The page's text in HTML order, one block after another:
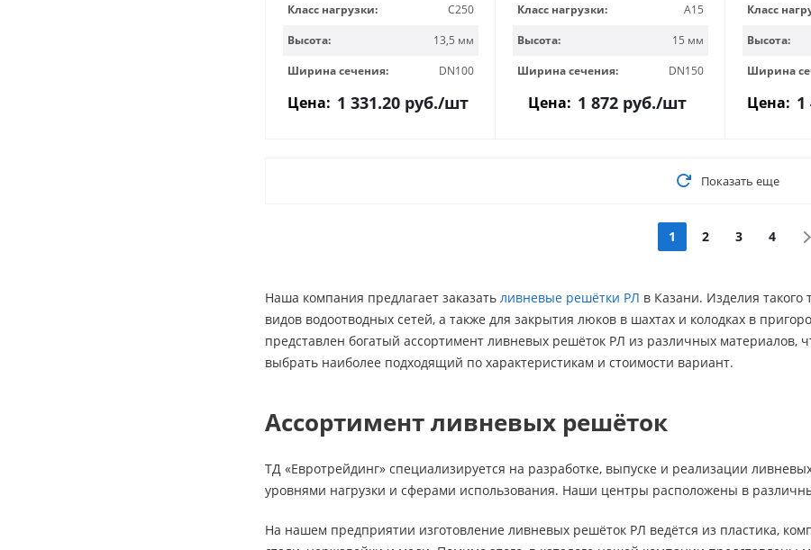
Класс нагрузки:
C250
Высота:
13,5 мм
Ширина сечения:
DN100
Цена: 1 331.20руб./шт
Класс нагрузки:
A15
Высота:
15 мм
Ширина сечения:
DN150
Цена: 1 872 руб./шт
Класс
Высота:
Ширина
Цена: 1
Показать еще
1 2 3 4
Наша компания предлагает заказать ливневые решётки РЛ в Казани. Изделия
видов водоотводных сетей, а также для закрытия люков в шахтах и колодках в
представлен богатый ассортимент ливневых решёток РЛ из различных материалов,
выбрать наиболее подходящий по характеристикам и стоимости вариант.
Ассортимент ливневых решёток
ТД «Евротрейдинг» специализируется на разработке, выпуске и реализации
уровнями нагрузки и сферами использования. Наши центры расположены в
На нашем предприятии изготовление ливневых решёток РЛ ведётся из пластика,